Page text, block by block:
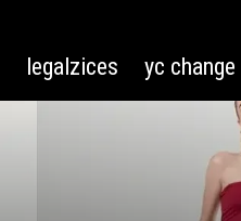
legalzices yc change